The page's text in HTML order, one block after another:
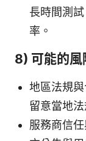
長時間測
率。
8) 可能的風
地區法規
留意當地法
服務商信